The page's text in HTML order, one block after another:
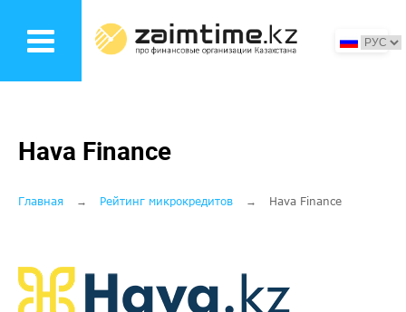
основному
Hava Finance
Строка
Главная Рейтинг микрокредитов Hava Finance